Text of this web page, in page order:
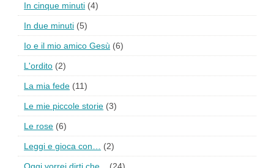
In cinque minuti (4)
In due minuti (5)
Io e il mio amico Gesù (6)
L'ordito (2)
La mia fede (11)
Le mie piccole storie (3)
Le rose (6)
Leggi e gioca con… (2)